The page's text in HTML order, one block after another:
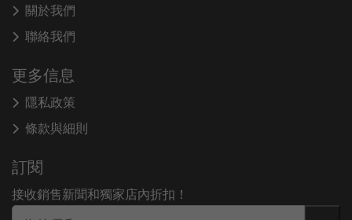
關於我們
聯絡我們
更多信息
隱私政策
條款與細則
訂閱
接收銷售新聞和獨家店內折扣！